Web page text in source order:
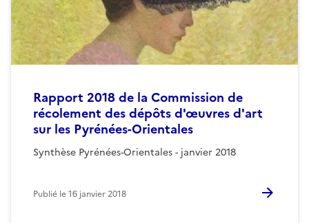
Rapport 2018 de la Commission de
récolement des dépôts d'œuvres d'art
sur les Pyrénées-Orientales
Synthèse Pyrénées-Orientales - janvier 2018
Publié le16 janvier 2018